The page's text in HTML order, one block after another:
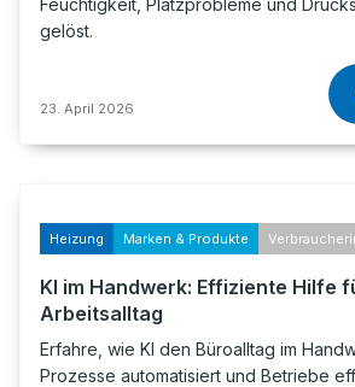
Feuchtigkeit, Platzprobleme und
gelöst.
23. April 2026
Heizung Marken & Produkte
KI im Handwerk: Effiziente Hilfe
Arbeitsalltag
Erfahre, wie KI den Büroalltag im
Prozesse automatisiert und Betriebe